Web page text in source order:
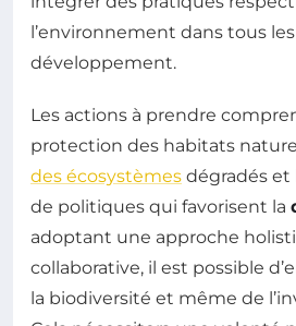
l’environnement dans tous
développement.
Les actions à prendre
protection des habitats
des écosystèmes dégradés
de politiques qui favorisent la
adoptant une approche
collaborative, il est possible
la biodiversité et même de